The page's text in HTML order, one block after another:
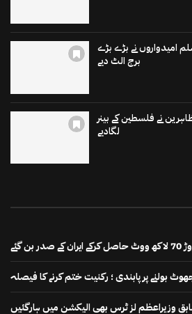
امیدواروں نے بڑے بڑے
برج الٹ دیے
نے فلسطین کے بینر
لگادیے
گئے
بولنے پر پابندی ؛ رکنیت ختم کرنے کا فیصلہ
سابق وزیراعظم لز ٹرس بھی الیکشن میں ہارگئیں